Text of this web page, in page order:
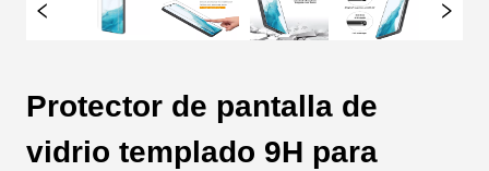
Protector de pantalla de
vidrio templado 9H para